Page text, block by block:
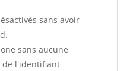
sans avoir
sans aucune
de l'identifiant